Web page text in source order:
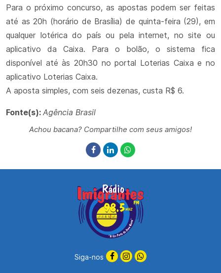
Para o próximo concurso, as apostas podem ser feitas
até as 20h (horário de Brasília) de quinta-feira (29), em
qualquer lotérica do país ou pela internet, no site ou
aplicativo da Caixa. Para o bolão, o sistema fica
disponível até às 20h30 no portal Loterias Caixa e no
aplicativo Loterias Caixa.
A aposta simples, com seis dezenas, custa R$ 6.
Fonte(s): Agência Brasil
Achou bacana? Compartilhe com seus amigos!
Siga-nos